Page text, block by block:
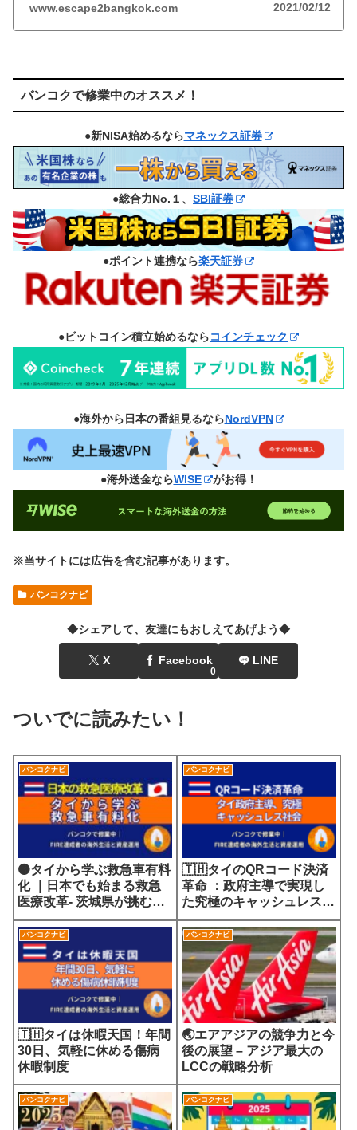
www.escape2bangkok.com 2021/02/12
バンコクで修業中のオススメ！
●新NISA始めるならマネックス証券
●総合力No.１、 SBI証券
●ポイント連携なら楽天証券
●ビットコイン積立始めるならコインチェック
●海外から日本の番組見るならNordVPN
●海外送金ならWISE がお得！
※当サイトには広告を含む記事があります。
バンコクナビ
◆シェアして、友達にもおしえてあげよう◆
X Facebook
0
LINE
ついでに読みたい！
バンコクナビ
🟠タイから学ぶ救急車有料
化 ｜日本でも始まる救急
医療改革- 茨城県が挑む
7700円の選定療養費が示
す医療サービスの未来
バンコクナビ
🇹🇭タイのQRコード決済
革命 ：政府主導で実現し
た究極のキャッシュレス社
会
バンコクナビ
🇹🇭タイは休暇天国！年間
30日、気軽に休める傷病
休暇制度
バンコクナビ
🌏エアアジアの競争力と今
後の展望 – アジア最大の
LCCの戦略分析
バンコクナビ バンコクナビ